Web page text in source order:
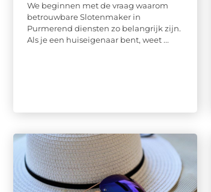
We beginnen met de vraag waarom
betrouwbare Slotenmaker in
Purmerend diensten zo belangrijk zijn.
Als je een huiseigenaar bent, weet ...